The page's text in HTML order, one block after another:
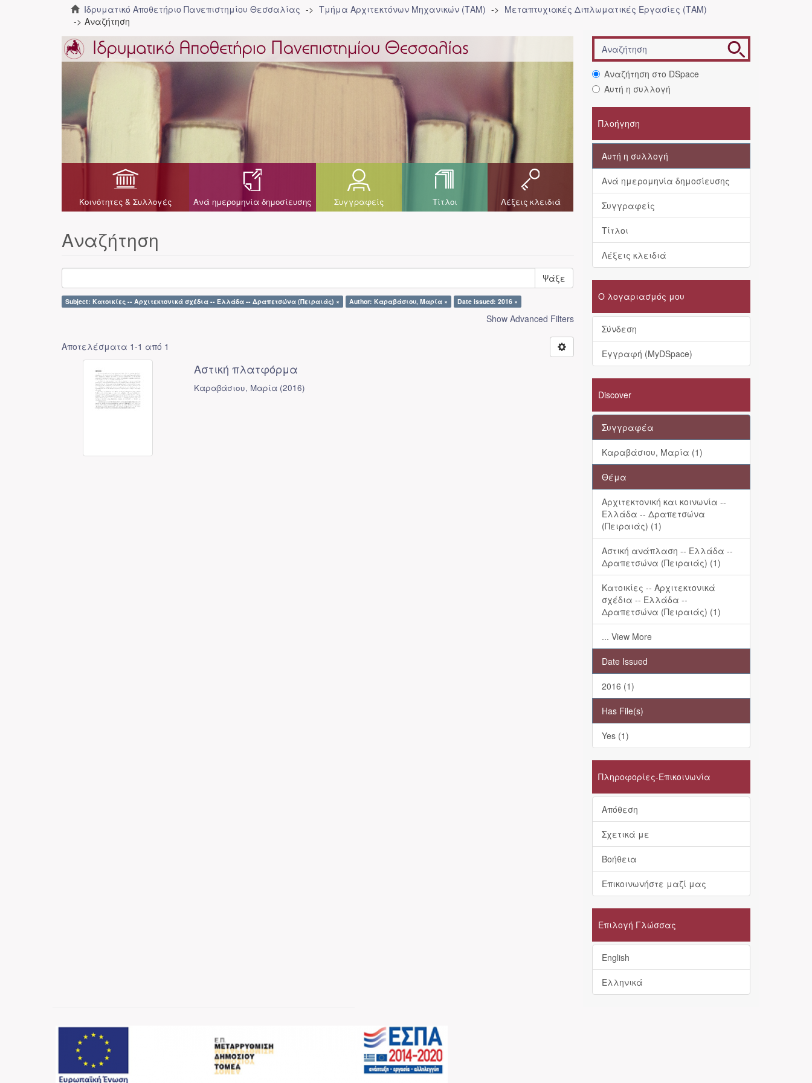
Ιδρυματικό Αποθετήριο Πανεπιστημίου Θεσσαλίας Τμήμα Αρχιτεκτόνων Μηχανικών (ΤΑΜ)
Μεταπτυχιακές Διπλωματικές Εργασίες (ΤΑΜ)
Αναζήτηση
Κοινότητες & Συλλογές Ανά ημερομηνία δημοσίευσης Συγγραφείς Τίτλοι Λέξεις κλειδιά
Αναζήτηση
Ψάξε
Subject: Κατοικίες -- Αρχιτεκτονικά σχέδια -- Ελλάδα -- Δραπετσώνα (Πειραιάς) × Author: Καραβάσιου, Μαρία × Date issued: 2016 ×
Show Advanced Filters
Αποτελέσματα 1-1 από 1
Αστική πλατφόρμα
Καραβάσιου, Μαρία (2016)
Αναζήτηση στο DSpace
Αυτή η συλλογή
Πλοήγηση
Αυτή η συλλογή
Ανά ημερομηνία δημοσίευσης
Συγγραφείς
Τίτλοι
Λέξεις κλειδιά
Ο λογαριασμός μου
Σύνδεση
Εγγραφή (MyDSpace)
Discover
Συγγραφέα
Καραβάσιου, Μαρία (1)
Θέμα
Αρχιτεκτονική και κοινωνία --
Ελλάδα -- Δραπετσώνα
(Πειραιάς) (1)
Αστική ανάπλαση -- Ελλάδα --
Δραπετσώνα (Πειραιάς) (1)
Κατοικίες -- Αρχιτεκτονικά
σχέδια -- Ελλάδα --
Δραπετσώνα (Πειραιάς) (1)
... View More
Date Issued
2016 (1)
Has File(s)
Yes (1)
Πληροφορίες-Επικοινωνία
Απόθεση
Σχετικά με
Βοήθεια
Επικοινωνήστε μαζί μας
Επιλογή Γλώσσας
English
Ελληνικά